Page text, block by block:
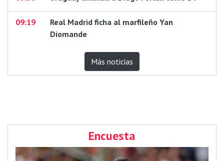
09:19
Real Madrid ficha al marfileño Yan
Diomande
Más noticias
Encuesta